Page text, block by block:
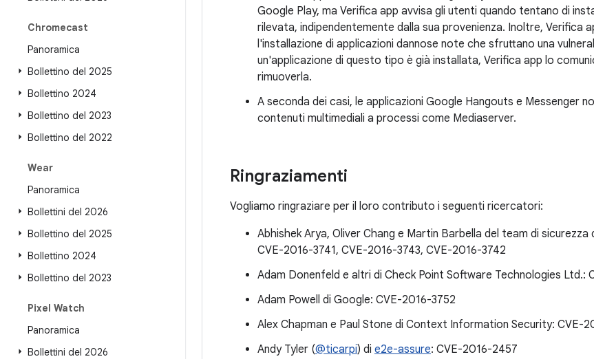
Chromecast
Panoramica
Bollettino del 2025
Bollettino 2024
Bollettino del 2023
Bollettino del 2022
Wear
Panoramica
Bollettini del 2026
Bollettino del 2025
Bollettino 2024
Bollettino del 2023
Pixel Watch
Panoramica
Bollettini del 2026
Google Play, ma Verifica app avvisa gli utenti quando tentano di
rilevata, indipendentemente dalla sua provenienza. Inoltre, Verifica
l'installazione di applicazioni dannose note che sfruttano una
un'applicazione di questo tipo è già installata, Verifica app lo
rimuoverla.
A seconda dei casi, le applicazioni Google Hangouts e Messenger
contenuti multimediali a processi come Mediaserver.
Ringraziamenti
Vogliamo ringraziare per il loro contributo i seguenti ricercatori:
Abhishek Arya, Oliver Chang e Martin Barbella del team di
CVE-2016-3741, CVE-2016-3743, CVE-2016-3742
Adam Donenfeld e altri di Check Point Software Technologies Ltd.:
Adam Powell di Google: CVE-2016-3752
Alex Chapman e Paul Stone di Context Information Security: CVE-
Andy Tyler (@ticarpi) di e2e-assure: CVE-2016-2457